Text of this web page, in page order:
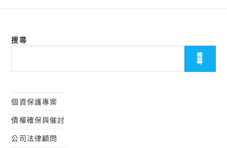
搜尋
搜
尋
個資保護專案
債權確保與催討
公司法律顧問